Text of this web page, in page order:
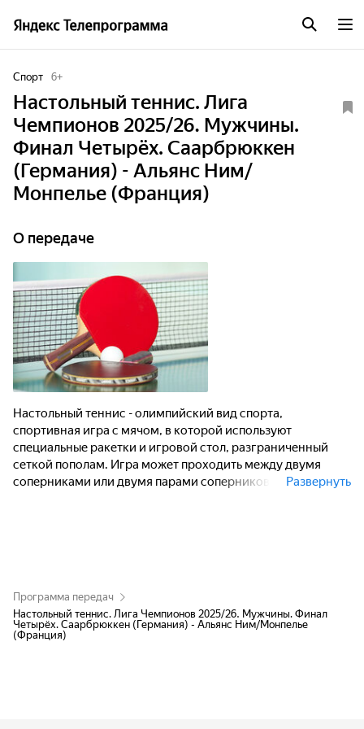
Спорт 6+
Настольный теннис. Лига
Чемпионов 2025/26. Мужчины.
Финал Четырёх. Саарбрюккен
(Германия) - Альянс Ним/
Монпелье (Франция)
О передаче
Настольный теннис - олимпийский вид спорта,
спортивная игра с мячом, в которой используют
специальные ракетки и игровой стол, разграниченный
сеткой пополам. Игра может проходить между двумя
соперниками или двумя парами соперников. Задачей
Развернуть
Программа передач
Настольный теннис. Лига Чемпионов 2025/26. Мужчины. Финал
Четырёх. Саарбрюккен (Германия) - Альянс Ним/Монпелье
(Франция)